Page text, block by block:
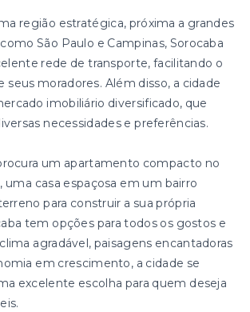
região estratégica, próxima a grandes
São Paulo e Campinas, Sorocaba
rede de transporte, facilitando o
seus moradores. Além disso, a cidade
imobiliário diversificado, que
necessidades e preferências.
um apartamento compacto no
uma casa espaçosa em um bairro
para construir a sua própria
tem opções para todos os gostos e
agradável, paisagens encantadoras
em crescimento, a cidade se
excelente escolha para quem deseja